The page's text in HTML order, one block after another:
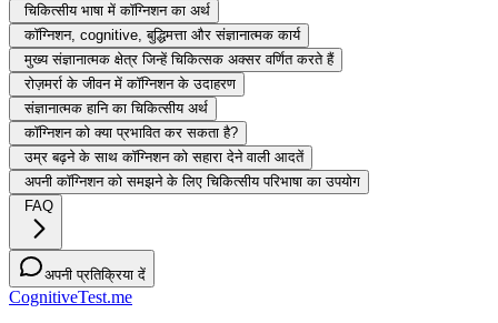
चिकित्सीय भाषा में कॉग्निशन का अर्थ
कॉग्निशन, cognitive, बुद्धिमत्ता और संज्ञानात्मक कार्य
मुख्य संज्ञानात्मक क्षेत्र जिन्हें चिकित्सक अक्सर वर्णित करते हैं
रोज़मर्रा के जीवन में कॉग्निशन के उदाहरण
संज्ञानात्मक हानि का चिकित्सीय अर्थ
कॉग्निशन को क्या प्रभावित कर सकता है?
उम्र बढ़ने के साथ कॉग्निशन को सहारा देने वाली आदतें
अपनी कॉग्निशन को समझने के लिए चिकित्सीय परिभाषा का उपयोग
FAQ
अपनी प्रतिक्रिया दें
CognitiveTest.me